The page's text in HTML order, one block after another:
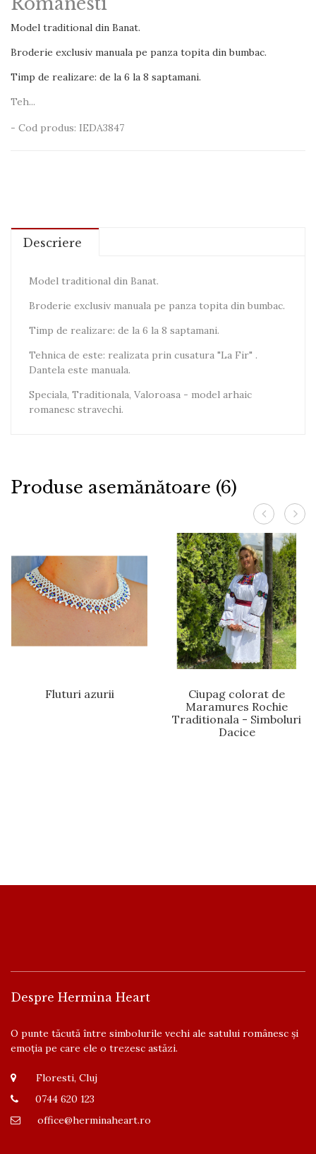
Model traditional din Banat.
Broderie exclusiv manuala pe panza topita din bumbac.
Timp de realizare: de la 6 la 8 saptamani.
Teh...
- Cod produs: IEDA3847
Descriere
Model traditional din Banat.
Broderie exclusiv manuala pe panza topita din bumbac.
Timp de realizare: de la 6 la 8 saptamani.
Tehnica de este: realizata prin cusatura "La Fir" .
Dantela este manuala.
Speciala, Traditionala, Valoroasa - model arhaic
romanesc stravechi.
Produse asemănătoare (6)
Fluturi azurii
Ciupag colorat de
Maramures Rochie
Traditionala - Simboluri
Dacice
Despre Hermina Heart
O punte tăcută între simbolurile vechi ale satului românesc și
emoția pe care ele o trezesc astăzi.
Floresti, Cluj
0744 620 123
office@herminaheart.ro